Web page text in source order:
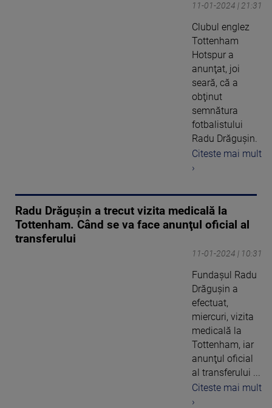
11-01-2024 | 21:31
Clubul englez
Tottenham
Hotspur a
anunţat, joi
seară, că a
obţinut
semnătura
fotbalistului
Radu Drăguşin.
Citeste mai mult
›
Radu Drăguşin a trecut vizita medicală la
Tottenham. Când se va face anunţul oficial al
transferului
11-01-2024 | 10:31
Fundaşul Radu
Drăguşin a
efectuat,
miercuri, vizita
medicală la
Tottenham, iar
anunţul oficial
al transferului ...
Citeste mai mult
›